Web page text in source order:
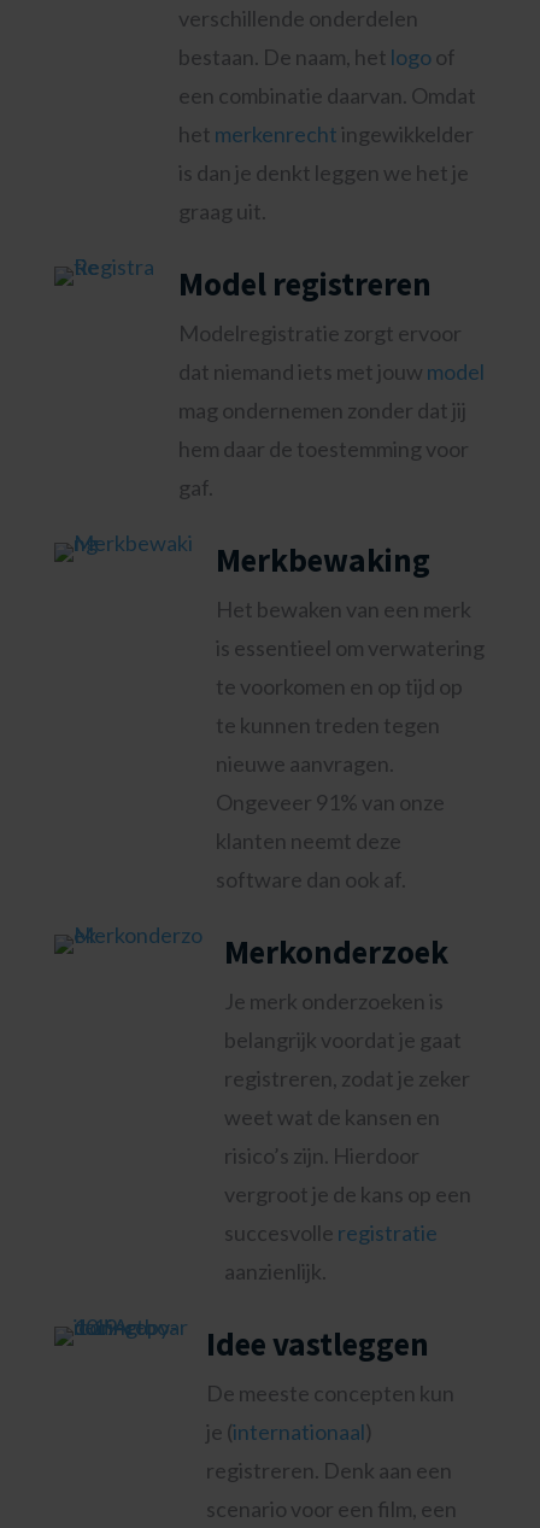
verschillende onderdelen
bestaan. De naam, het logoof
een combinatie daarvan. Omdat
het merkenrecht ingewikkelder
is dan je denkt leggen we het je
graag uit.
Model registreren
Modelregistratie zorgt ervoor
dat niemand iets met jouw model
mag ondernemen zonder dat jij
hem daar de toestemming voor
gaf.
Merkbewaking
Het bewaken van een merk
is essentieel om verwatering
te voorkomen en op tijd op
te kunnen treden tegen
nieuwe aanvragen.
Ongeveer 91% van onze
klanten neemt deze
software dan ook af.
Merkonderzoek
Je merk onderzoeken is
belangrijk voordat je gaat
registreren, zodat je zeker
weet wat de kansen en
risico’s zijn. Hierdoor
vergroot je de kans op een
succesvolle registratie
aanzienlijk.
Idee vastleggen
De meeste concepten kun
je (internationaal)
registreren. Denk aan een
scenario voor een film, een